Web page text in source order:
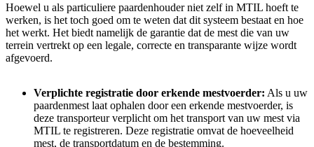
Hoewel u als particuliere paardenhouder niet zelf in MTIL hoeft te
werken, is het toch goed om te weten dat dit systeem bestaat en hoe
het werkt. Het biedt namelijk de garantie dat de mest die van uw
terrein vertrekt op een legale, correcte en transparante wijze wordt
afgevoerd.
Verplichte registratie door erkende mestvoerder: Als u uw
paardenmest laat ophalen door een erkende mestvoerder, is
deze transporteur verplicht om het transport van uw mest via
MTIL te registreren. Deze registratie omvat de hoeveelheid
mest, de transportdatum en de bestemming.